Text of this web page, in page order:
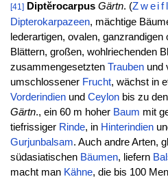
[41] Diptĕrocarpus Gärtn. (
Dipterokarpazeen, mächtige
lederartigen, ovalen,
Blättern, großen, wohlriechenden
zusammengesetzten Traubenund
umschlossener Frucht, wächst in
Vorderindienund Ceylonbis zu den
Gärtn., ein 60 m hoher Baum mit
tiefrissiger Rinde, in Hinterindien
Gurjunbalsam. Auch andre Arten,
südasiatischen Bäumen, liefern
macht man Kähne, die bis 100